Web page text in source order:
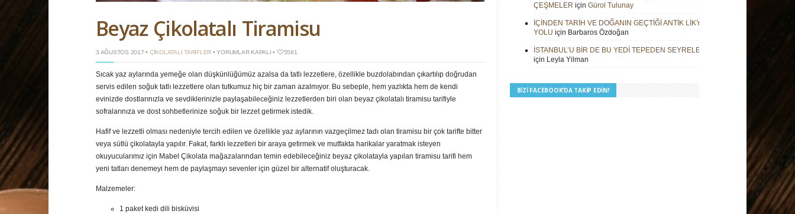
Beyaz Çikolatalı Tiramisu
3 AĞUSTOS 2017 • ÇIKOLATALI TARIFLER •BEYAZ
IÇIN
YORUMLAR KAPALI • 5581
Sıcak yaz aylarında yemeğe olan düşkünlüğümüz azalsa da tatlı lezzetlere, özellikle buzdolabından çıkartılıp doğrudan
servis edilen soğuk tatlı lezzetlere olan tutkumuz hiç bir zaman azalmıyor. Bu sebeple, hem yazlıkta hem de kendi
evinizde dostlarınızla ve sevdiklerinizle paylaşabileceğiniz lezzetlerden biri olan beyaz çikolatalı tiramisu tarifiyle
sofralarınıza ve dost sohbetlerinize soğuk bir lezzet getirmek istedik.
Hafif ve lezzetli olması nedeniyle tercih edilen ve özellikle yaz aylarının vazgeçilmez tadı olan tiramisu bir çok tarifte bitter
veya sütlü çikolatayla yapılır. Fakat, farklı lezzetleri bir araya getirmek ve mutfakta harikalar yaratmak isteyen
okuyucularımız için Mabel Çikolata mağazalarından temin edebileceğiniz beyaz çikolatayla yapılan tiramisu tarifi hem
yeni tatları denemeyi hem de paylaşmayı sevenler için güzel bir alternatif oluşturacak.
Malzemeler:
1 paket kedi dili bisküvisi
ÇEŞMELER için Gürol Tulunay
İÇİNDEN TARİH VE DOĞANIN GEÇTİĞİ ANTİK LİKYA
YOLU için Barbaros Özdoğan
İSTANBUL’U BİR DE BU YEDİ TEPEDEN SEYRELEYİN
için Leyla Yilman
BIZI FACEBOOK’DA TAKIP EDIN!